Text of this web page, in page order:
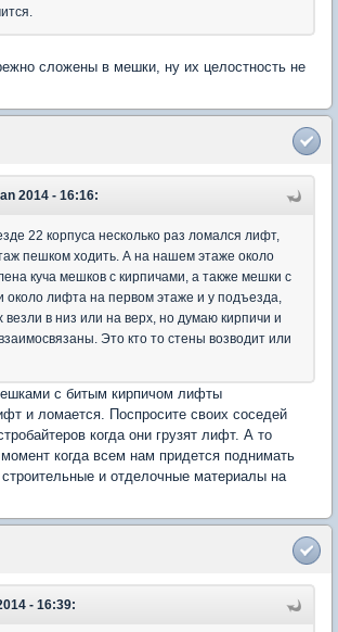
сложены в мешки, ну их целостность не
2014 - 16:16:
22 корпуса несколько раз ломался лифт,
пешком ходить. А на нашем этаже около
куча мешков с кирпичами, а также мешки с
около лифта на первом этаже и у подъезда,
везли в низ или на верх, но думаю кирпичи и
Это кто то стены возводит или
с битым кирпичом лифты
и ломается. Поспросите своих соседей
когда они грузят лифт. А то
когда всем нам придется поднимать
и отделочные материалы на
- 16:39: